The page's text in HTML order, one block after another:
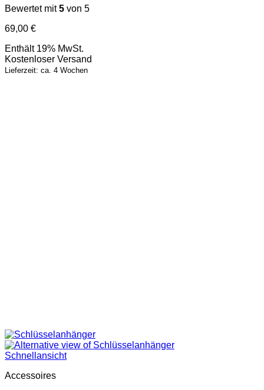
Bewertet mit5 von 5
69,00 €
Enthält 19% MwSt.
Kostenloser Versand
Lieferzeit: ca. 4 Wochen
Schnellansicht
Accessoires